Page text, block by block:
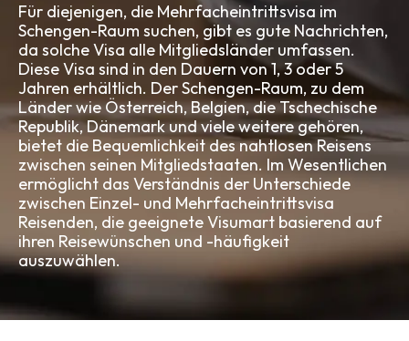
Für diejenigen, die Mehrfacheintrittsvisa im
Schengen-Raum suchen, gibt es gute Nachrichten,
da solche Visa alle Mitgliedsländer umfassen.
Diese Visa sind in den Dauern von 1, 3 oder 5
Jahren erhältlich. Der Schengen-Raum, zu dem
Länder wie Österreich, Belgien, die Tschechische
Republik, Dänemark und viele weitere gehören,
bietet die Bequemlichkeit des nahtlosen Reisens
zwischen seinen Mitgliedstaaten. Im Wesentlichen
ermöglicht das Verständnis der Unterschiede
zwischen Einzel- und Mehrfacheintrittsvisa
Reisenden, die geeignete Visumart basierend auf
ihren Reisewünschen und -häufigkeit
auszuwählen.